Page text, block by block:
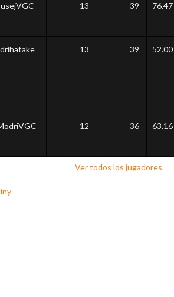
13 39 76.47
13 39 52.00
12 36 63.16
Ver todos los jugadores